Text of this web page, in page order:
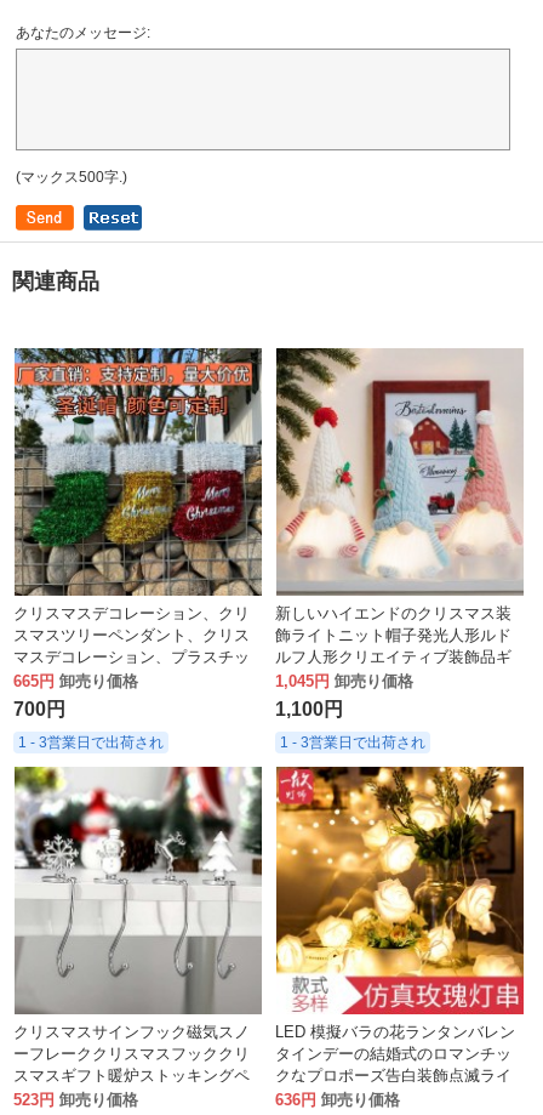
あなたのメッセージ:
(マックス500字.)
関連商品
クリスマスデコレーション、クリ
スマスツリーペンダント、クリス
マスデコレーション、プラスチッ
クオーナメント、工芸品、クリス
マスソックス
665円 卸売り価格
700円
1 - 3営業日で出荷され
新しいハイエンドのクリスマス装
飾ライトニット帽子発光人形ルド
ルフ人形クリエイティブ装飾品ギ
フト
1,045円 卸売り価格
1,100円
1 - 3営業日で出荷され
クリスマスサインフック磁気スノ
ーフレーククリスマスフッククリ
スマスギフト暖炉ストッキングペ
ンダント
523円 卸売り価格
LED 模擬バラの花ランタンバレン
タインデーの結婚式のロマンチッ
クなプロポーズ告白装飾点滅ライ
ト電池ボックスライトストリング
636円 卸売り価格